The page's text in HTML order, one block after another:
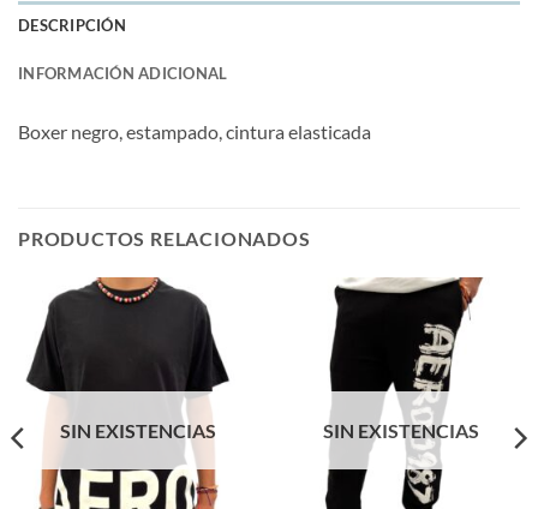
DESCRIPCIÓN
INFORMACIÓN ADICIONAL
Boxer negro, estampado, cintura elasticada
PRODUCTOS RELACIONADOS
SIN EXISTENCIAS SIN EXISTENCIAS